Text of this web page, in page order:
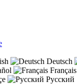
Deutsch
Français
Русский